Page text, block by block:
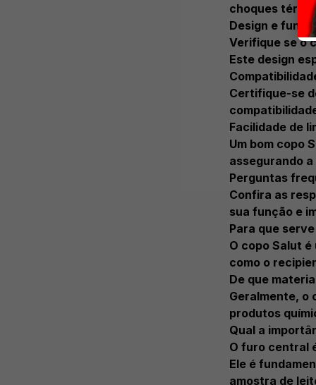
choques
Design e
Verifique se o
Este design
Certifique-se
Facilidade de
Um bom copo
assegurando
Perguntas
Confira as
sua função e
Para que
O copo Salut
como o
De que
Geralmente, o
produtos
Qual a
O furo central
Ele é
amostra de